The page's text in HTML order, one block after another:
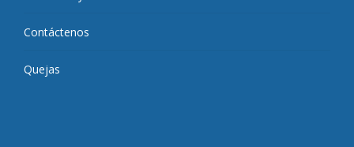
Contáctenos
Quejas